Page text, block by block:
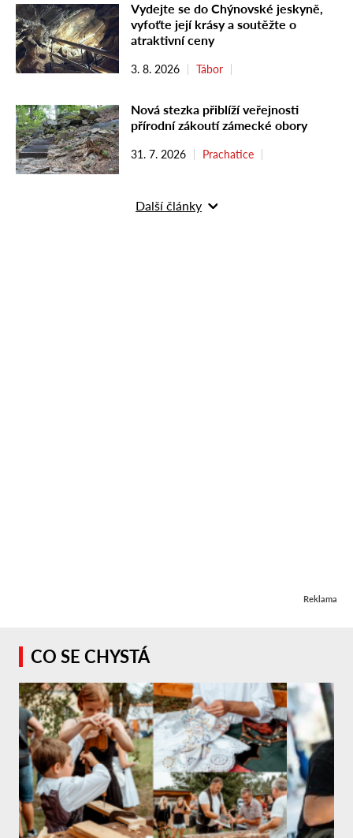
Vydejte se do Chýnovské jeskyně,
vyfoťte její krásy a soutěžte o
atraktivní ceny
3. 8. 2026 Tábor
Nová stezka přiblíží veřejnosti
přírodní zákoutí zámecké obory
31. 7. 2026 Prachatice
Další články
Reklama
CO SE CHYSTÁ